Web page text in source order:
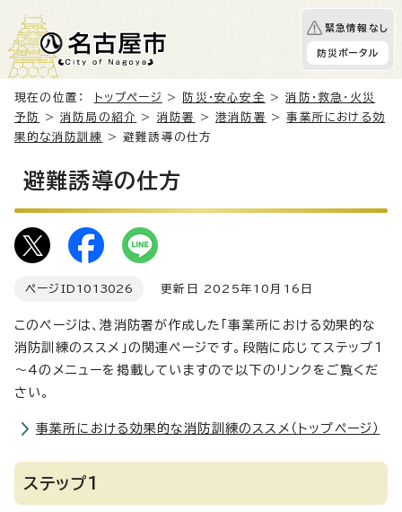
緊急情報なし
防災ポータル
現在の位置： トップページ > 防災・安心安全 >消防・救急・火災
予防
>消防局の紹介 > 消防署 >港消防署 >事業所における効
果的な消防訓練
> 避難誘導の仕方
避難誘導の仕方
ページID 1013026 更新日 2025年10月16日
このページは、港消防署が作成した「事業所における効果的な
消防訓練のススメ」の関連ページです。段階に応じてステップ1
～4のメニューを掲載していますので以下のリンクをご覧くだ
さい。
事業所における効果的な消防訓練のススメ（トップページ）
ステップ1